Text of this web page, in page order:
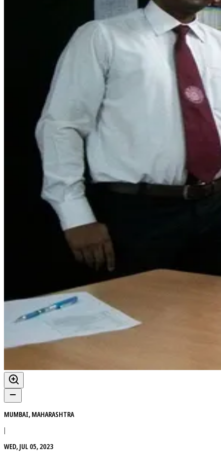
MUMBAI, MAHARASHTRA
|
WED, JUL 05, 2023